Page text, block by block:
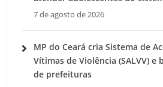
7 de agosto de 2026
MP do Ceará cria Sistema de
Vítimas de Violência (SALVV) e
de prefeituras